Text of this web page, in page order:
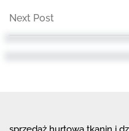
wpisu
Next
Post
Next Post